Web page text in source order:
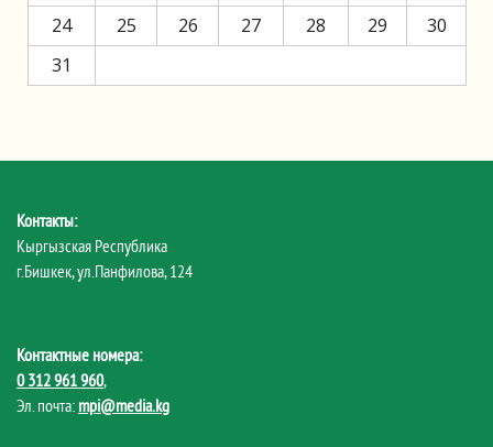
24
25 26 27 28 29
30
31
Контакты:
Кыргызская Республика
г.Бишкек, ул.Панфилова, 124
Контактные номера:
0 312 961 960,
Эл. почта: mpi@media.kg